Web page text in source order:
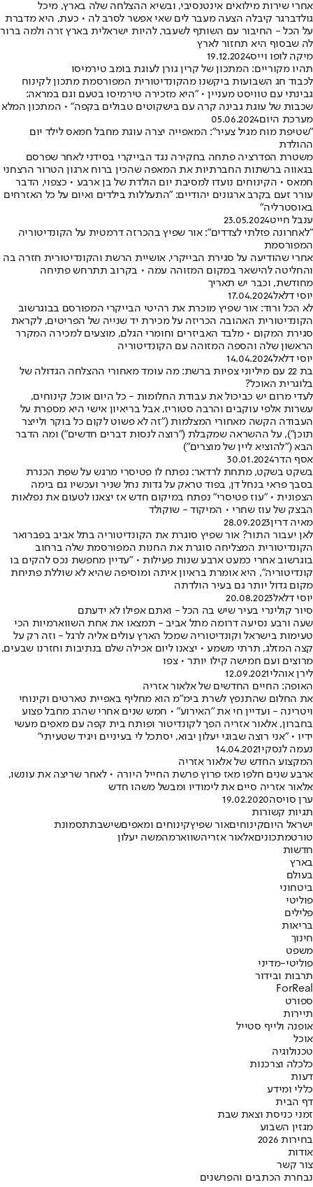
אחרי שירות מילואים אינטנסיבי, ובשיא ההצלחה שלה בארץ, מיכל
גולדברגר קיבלה הצעה מעבר לים שאי אפשר לסרב לה • כעת, היא מדברת
על הכל - החיבור עם השותף לשעבר, להיות ישראלית בארץ זרה ולמה ברור
לה שבסוף היא תחזור לארץ
מיקה לופו וייס19.12.2024
תהיו מקוריים: המתכון של קרין גורן לעוגת בומב טירמיסו
לכבוד חג השבועות ביקשנו מהקונדיטורית המפורסמת מתכון לקינוח
גבינתי עם טוויסט מעניין • "היא מזכירה טירמיסו בטעם וגם במראה:
שכבות של עוגת גבינה קרה עם בישקוטים טבולים בקפה" • המתכון המלא
מערכת היום05.06.2024
"שטיפת מוח מגיל צעיר": המאפייה יצרה עוגת מחבל חמאס לילד יום
ההולדת
משטרת הפדרציה פתחה בחקירה נגד הבייקרי בסידני לאחר שפרסם
בגאווה ברשתות החברתיות את המאפה שהכין ברוח ארגון הטרור הרצחני
חמאס • הקינוחים נועדו למסיבת יום הולדת של בן ארבע • כצפוי, הדבר
עורר זעם בקרב ארגונים יהודיים: "התעללות בילדים ואיום על כל האזרחים
באוסטרליה"
ענבל חייט23.05.2024
"לאחרונה פזלתי לצדדים": אור שפיץ בהכרזה דרמטית על הקונדיטוריה
המפורסמת
אחרי שהודיעה על סגירת הבייקרי, אושיית הרשת והקונדיטורית חזרה בה
והחליטה להישאר במקום המזוהה עמה • בקרוב תתרחש פתיחה
מחודשת, וכבר יש תאריך
יוסי דלאל17.04.2024
לא הכל ורוד: אור שפיץ מוכרת את רהיטי הבייקרי המפורסם בבוגרשוב
הקונדיטורית האהובה הכריזה על מכירת יד שנייה של הפריטים, לקראת
סגירת המקום • מלבד האביזרים וחומרי הגלם, מוצעים למכירה המקרר
הראשון שלה והספה המזוהה עם הקונדיטוריה
יוסי דלאל14.04.2024
בת 22 עם מיליוני צפיות ברשת: מה עומד מאחורי ההצלחה הגדולה של
בלוגרית האוכל?
לעדי מרום יש כביכול את עבודת החלומות - כל היום אוכל, קינוחים,
עשרות אלפי עוקבים והרבה סטוריז, אבל בריאיון אישי היא מספרת על
העבודה הקשה מאחורי המצלמות ("זה לא פשוט לקום כל בוקר ולייצר
תוכן"), על ההשראה שמקבלת ("רוצה לנסות דברים חדשים") ומה הדבר
הבא ("להוציא ליין של מוצרים")
אסף הדר30.01.2024
בשקט בשקט, מתחת לרדאר: נפתח לו פטיסרי מרגש על שפת הכנרת
בסבך פראי בנחל דן, בפוד טראק על גדות נחל שניר ועכשיו גם בימה
הצפונית • "עוז פטיסרי" נפתח במיקום חדש אז יצאנו לטעום את נפלאות
הבצק של עוז שחרי • המיקוד - שוקולד
מאיה דרין28.09.2023
לאן יעבור התור? אור שפיץ סוגרת את הקונדיטוריה בתל אביב בפברואר
הקונדיטורית המצליחה סוגרת את החנות המפורסמת שלה ברחוב
בוגרשוב אחרי כמעט ארבע שנות פעילות • "עדיין מחפשת נכס להקים בו
קונדיטוריה", היא אומרת בראיון איתה ומוסיפה שהיא לא שוללת פתיחת
מקום גדול יותר גם בעיר הולדתה
יוסי דלאל20.08.2023
סיור קולינרי בעיר שיש בה הכל - ואתם אפילו לא ידעתם
שעה ורבע נסיעה דרומה מתל אביב - תמצאו את אחת השווארמיות הכי
טעימות בישראל וקונדיטוריה שמכל הארץ עולים אליה לרגל - וזה רק על
קצה המזלג, תרתי משמע • יצאנו ליום אכילה שלם בנתיבות וחזרנו שבעים,
מרוצים ועם חמישה קילו יותר • צפו
לירן אוהלי12.09.2021
האופה: החיים החדשים של אלאור אזריה
את החלום שהתנפץ לשרת בימ"מ הוא מחליף באפיית טארטים וקינוחי
ויטרינה - ועדיין חי את "האירוע" • חמש שנים אחרי שהרג מחבל פצוע
בחברון, אלאור אזריה הפך לקונדיטור ופותח בית קפה עם מאפים מעשי
ידיו • "אני רוצה שבוגי יעלון יבוא, יסתכל לי בעיניים ויגיד שטעיתי"
נעמה לנסקי14.04.2021
המקצוע החדש של אלאור אזריה
ארבע שנים חלפו מאז פרוץ פרשת החייל היורה • לאחר שריצה את עונשו,
אלאור אזריה סיים את לימודיו ומבשל משהו חדש
ערן סויסה19.02.2020
תגיות קשורות
ישראל היוםקינוחיםאור שפיץקינוחים ומאפיםשישבתתסמונת
טורטמתכוניםאלאור אזריהשווארמהמשה יעלון
חדשות
בארץ
בעולם
ביטחוני
פוליטי
פלילים
בריאות
חינוך
משפט
פוליטי-מדיני
תרבות ובידור
ForReal
ספורט
תיירות
אופנה ולייף סטייל
אוכל
טכנולוגיה
כלכלה וצרכנות
דעות
כללי ומידע
דף הבית
זמני כניסת וצאת שבת
מגזין השבוע
בחירות 2026
אודות
צור קשר
נבחרת הכתבים והפרשנים